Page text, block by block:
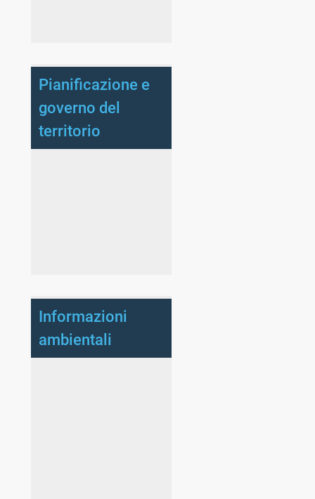
Pianificazione e
governo del
territorio
Informazioni
ambientali